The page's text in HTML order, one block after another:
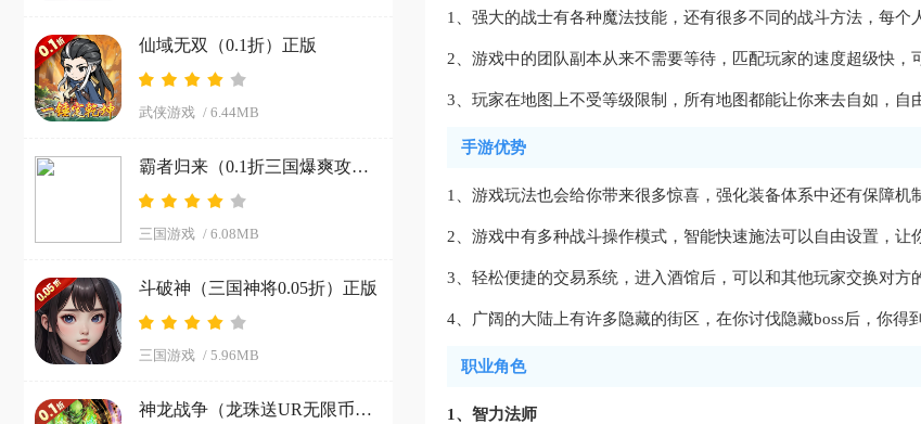
仙域无双（0.1折）正版
武侠游戏 / 6.44MB
霸者归来（0.1折三国爆爽攻城）游戏
三国游戏 / 6.08MB
斗破神（三国神将0.05折）正版
三国游戏 / 5.96MB
神龙战争（龙珠送UR无限币）极速版
1、强大的战士有各种魔法技能，还有很多不同的战斗方法，每个
2、游戏中的团队副本从来不需要等待，匹配玩家的速度超级快，
3、玩家在地图上不受等级限制，所有地图都能让你来去自如，自
手游优势
1、游戏玩法也会给你带来很多惊喜，强化装备体系中还有保障机
2、游戏中有多种战斗操作模式，智能快速施法可以自由设置，让
3、轻松便捷的交易系统，进入酒馆后，可以和其他玩家交换对方
4、广阔的大陆上有许多隐藏的街区，在你讨伐隐藏boss后，你得
职业角色
1、智力法师